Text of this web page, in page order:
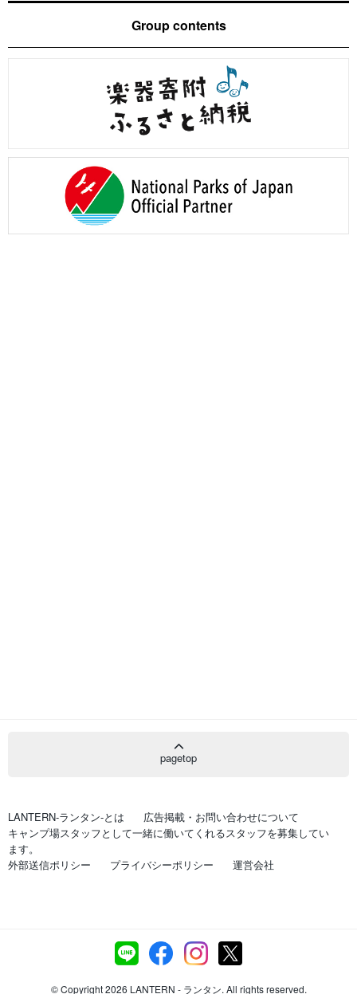
Group contents
pagetop
LANTERN-ランタン-とは
広告掲載・お問い合わせについて
キャンプ場スタッフとして一緒に働いてくれるスタッフを募集してい
ます。
外部送信ポリシー
プライバシーポリシー 運営会社
© Copyright 2026 LANTERN - ランタン. All rights reserved.